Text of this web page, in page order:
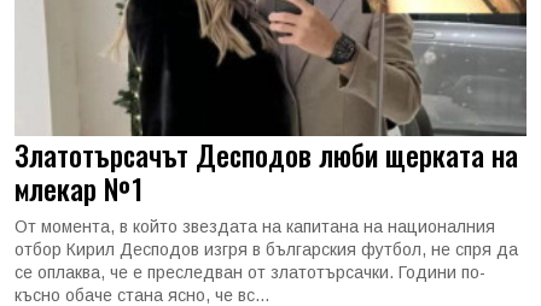
Златотърсачът Десподов люби щерката на
млекар №1
От момента, в който звездата на капитана на националния
отбор Кирил Десподов изгря в българския футбол, не спря да
се оплаква, че е преследван от златотърсачки. Години по-
късно обаче стана ясно, че вс...